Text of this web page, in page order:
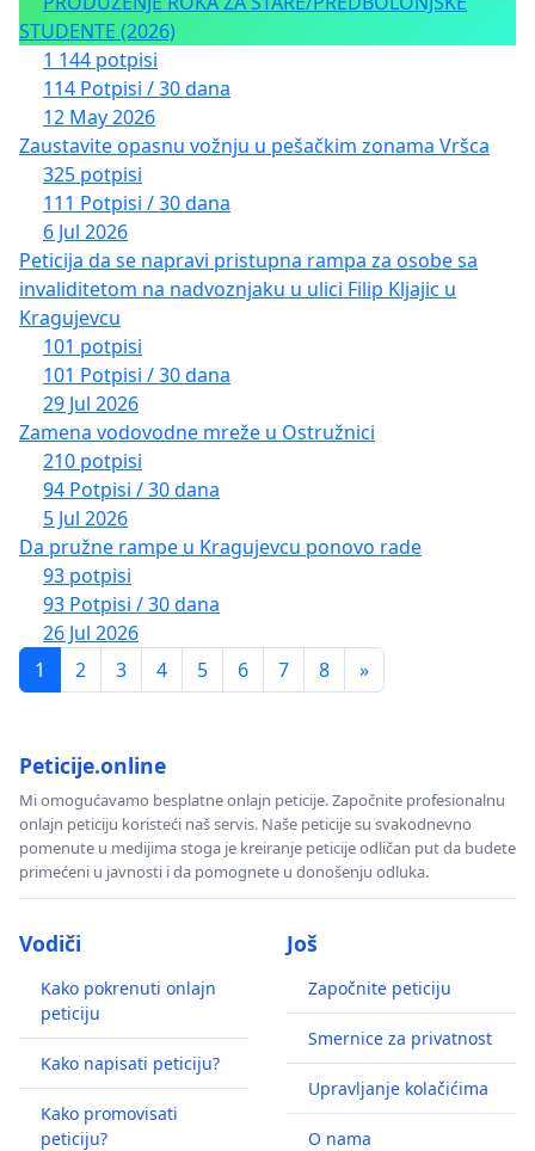
STUDENTE (2026)
1 144 potpisi
114 Potpisi / 30 dana
12 May 2026
Zaustavite opasnu vožnju u pešačkim zonama Vršca
325 potpisi
111 Potpisi / 30 dana
6 Jul 2026
Peticija da se napravi pristupna rampa za osobe sa
invaliditetom na nadvoznjaku u ulici Filip Kljajic u
Kragujevcu
101 potpisi
101 Potpisi / 30 dana
29 Jul 2026
Zamena vodovodne mreže u Ostružnici
210 potpisi
94 Potpisi / 30 dana
5 Jul 2026
Da pružne rampe u Kragujevcu ponovo rade
93 potpisi
93 Potpisi / 30 dana
26 Jul 2026
1
2 3 4 5 6 7 8 »
Peticije.online
Mi omogućavamo besplatne onlajn peticije. Započnite profesionalnu
onlajn peticiju koristeći naš servis. Naše peticije su svakodnevno
pomenute u medijima stoga je kreiranje peticije odličan put da budete
primećeni u javnosti i da pomognete u donošenju odluka.
Vodiči
Kako pokrenuti onlajn
peticiju
Kako napisati peticiju?
Kako promovisati
peticiju?
Još
Započnite peticiju
Smernice za privatnost
Upravljanje kolačićima
O nama